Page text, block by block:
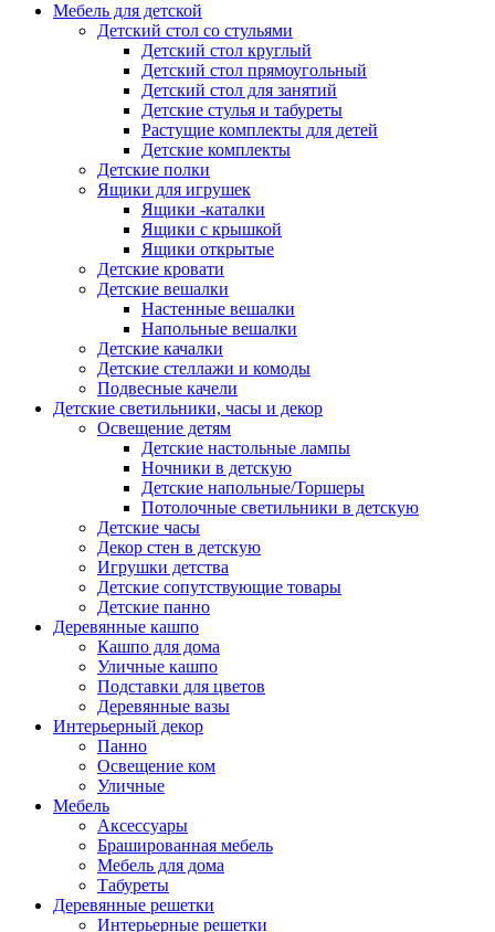
Мебель для детской
Детский стол со стульями
Детский стол круглый
Детский стол прямоугольный
Детский стол для занятий
Детские стулья и табуреты
Растущие комплекты для детей
Детские комплекты
Детские полки
Ящики для игрушек
Ящики -каталки
Ящики с крышкой
Ящики открытые
Детские кровати
Детские вешалки
Настенные вешалки
Напольные вешалки
Детские качалки
Детские стеллажи и комоды
Подвесные качели
Детские светильники, часы и декор
Освещение детям
Детские настольные лампы
Ночники в детскую
Детские напольные/Торшеры
Потолочные светильники в детскую
Детские часы
Декор стен в детскую
Игрушки детства
Детские сопутствующие товары
Детские панно
Деревянные кашпо
Кашпо для дома
Уличные кашпо
Подставки для цветов
Деревянные вазы
Интерьерный декор
Панно
Освещение ком
Уличные
Мебель
Аксессуары
Брашированная мебель
Мебель для дома
Табуреты
Деревянные решетки
Интерьерные решетки